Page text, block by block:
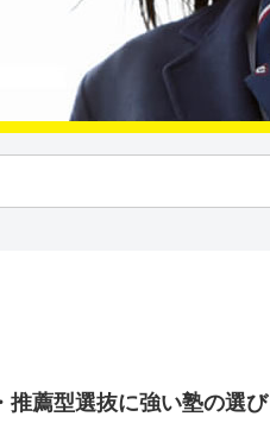
推薦型選抜に強い塾の選び